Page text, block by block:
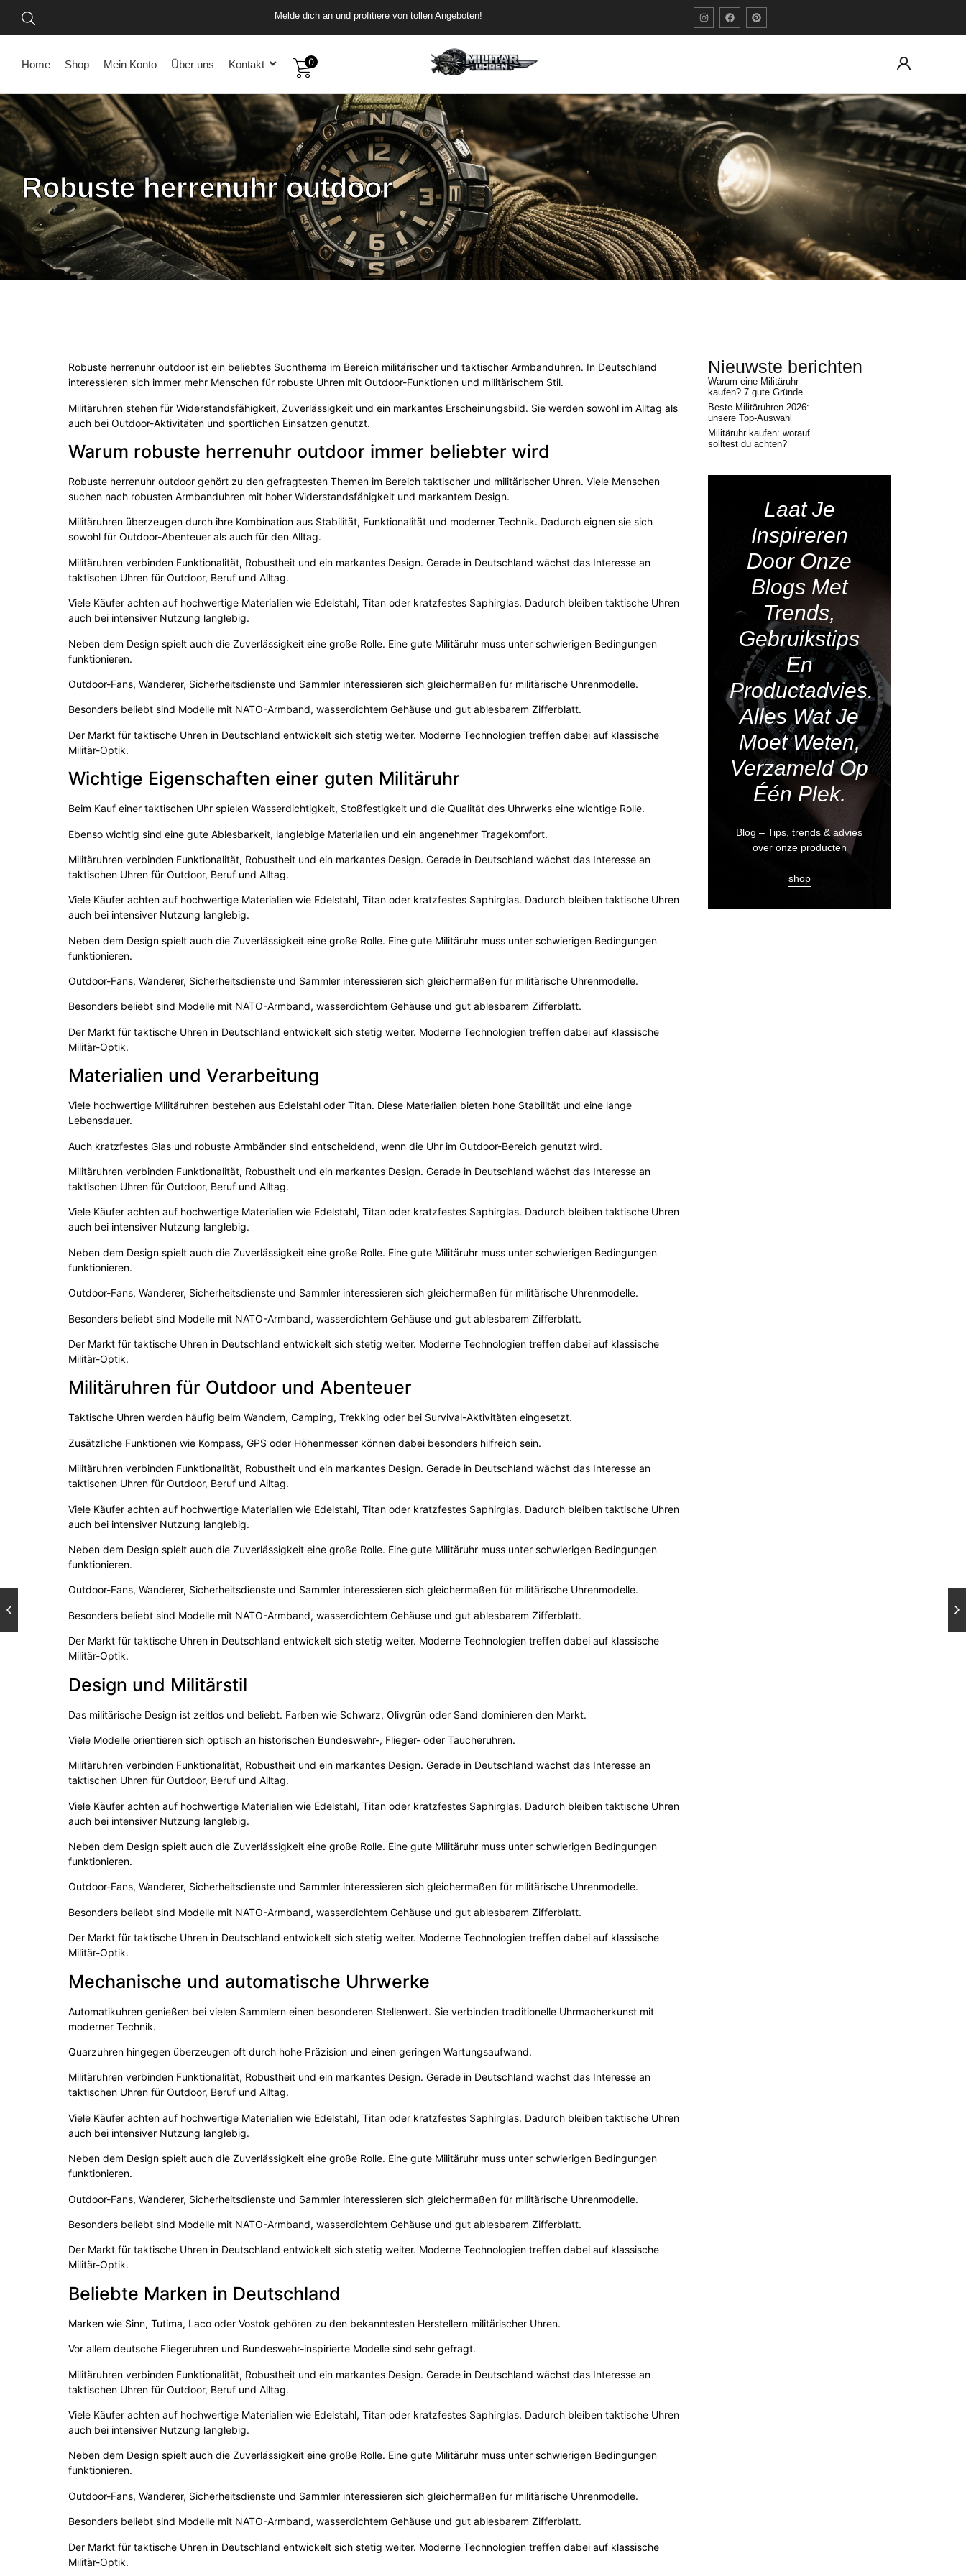
Vorübergehend versandkostenfrei
Home Shop Mein Konto Über uns Kontakt 0
Robuste herrenuhr outdoor
Robuste herrenuhr outdoor ist ein beliebtes Suchthema im Bereich militärischer und taktischer Armbanduhren. In Deutschland
interessieren sich immer mehr Menschen für robuste Uhren mit Outdoor-Funktionen und militärischem Stil.
Militäruhren stehen für Widerstandsfähigkeit, Zuverlässigkeit und ein markantes Erscheinungsbild. Sie werden sowohl im Alltag als
auch bei Outdoor-Aktivitäten und sportlichen Einsätzen genutzt.
Warum robuste herrenuhr outdoor immer beliebter wird
Robuste herrenuhr outdoor gehört zu den gefragtesten Themen im Bereich taktischer und militärischer Uhren. Viele Menschen
suchen nach robusten Armbanduhren mit hoher Widerstandsfähigkeit und markantem Design.
Militäruhren überzeugen durch ihre Kombination aus Stabilität, Funktionalität und moderner Technik. Dadurch eignen sie sich
sowohl für Outdoor-Abenteuer als auch für den Alltag.
Militäruhren verbinden Funktionalität, Robustheit und ein markantes Design. Gerade in Deutschland wächst das Interesse an
taktischen Uhren für Outdoor, Beruf und Alltag.
Viele Käufer achten auf hochwertige Materialien wie Edelstahl, Titan oder kratzfestes Saphirglas. Dadurch bleiben taktische Uhren
auch bei intensiver Nutzung langlebig.
Neben dem Design spielt auch die Zuverlässigkeit eine große Rolle. Eine gute Militäruhr muss unter schwierigen Bedingungen
funktionieren.
Outdoor-Fans, Wanderer, Sicherheitsdienste und Sammler interessieren sich gleichermaßen für militärische Uhrenmodelle.
Besonders beliebt sind Modelle mit NATO-Armband, wasserdichtem Gehäuse und gut ablesbarem Zifferblatt.
Der Markt für taktische Uhren in Deutschland entwickelt sich stetig weiter. Moderne Technologien treffen dabei auf klassische
Militär-Optik.
Wichtige Eigenschaften einer guten Militäruhr
Beim Kauf einer taktischen Uhr spielen Wasserdichtigkeit, Stoßfestigkeit und die Qualität des Uhrwerks eine wichtige Rolle.
Ebenso wichtig sind eine gute Ablesbarkeit, langlebige Materialien und ein angenehmer Tragekomfort.
Militäruhren verbinden Funktionalität, Robustheit und ein markantes Design. Gerade in Deutschland wächst das Interesse an
taktischen Uhren für Outdoor, Beruf und Alltag.
Viele Käufer achten auf hochwertige Materialien wie Edelstahl, Titan oder kratzfestes Saphirglas. Dadurch bleiben taktische Uhren
auch bei intensiver Nutzung langlebig.
Neben dem Design spielt auch die Zuverlässigkeit eine große Rolle. Eine gute Militäruhr muss unter schwierigen Bedingungen
funktionieren.
Outdoor-Fans, Wanderer, Sicherheitsdienste und Sammler interessieren sich gleichermaßen für militärische Uhrenmodelle.
Besonders beliebt sind Modelle mit NATO-Armband, wasserdichtem Gehäuse und gut ablesbarem Zifferblatt.
Der Markt für taktische Uhren in Deutschland entwickelt sich stetig weiter. Moderne Technologien treffen dabei auf klassische
Militär-Optik.
Materialien und Verarbeitung
Viele hochwertige Militäruhren bestehen aus Edelstahl oder Titan. Diese Materialien bieten hohe Stabilität und eine lange
Lebensdauer.
Auch kratzfestes Glas und robuste Armbänder sind entscheidend, wenn die Uhr im Outdoor-Bereich genutzt wird.
Militäruhren verbinden Funktionalität, Robustheit und ein markantes Design. Gerade in Deutschland wächst das Interesse an
taktischen Uhren für Outdoor, Beruf und Alltag.
Viele Käufer achten auf hochwertige Materialien wie Edelstahl, Titan oder kratzfestes Saphirglas. Dadurch bleiben taktische Uhren
auch bei intensiver Nutzung langlebig.
Neben dem Design spielt auch die Zuverlässigkeit eine große Rolle. Eine gute Militäruhr muss unter schwierigen Bedingungen
funktionieren.
Outdoor-Fans, Wanderer, Sicherheitsdienste und Sammler interessieren sich gleichermaßen für militärische Uhrenmodelle.
Besonders beliebt sind Modelle mit NATO-Armband, wasserdichtem Gehäuse und gut ablesbarem Zifferblatt.
Der Markt für taktische Uhren in Deutschland entwickelt sich stetig weiter. Moderne Technologien treffen dabei auf klassische
Militär-Optik.
Militäruhren für Outdoor und Abenteuer
Taktische Uhren werden häufig beim Wandern, Camping, Trekking oder bei Survival-Aktivitäten eingesetzt.
Zusätzliche Funktionen wie Kompass, GPS oder Höhenmesser können dabei besonders hilfreich sein.
Militäruhren verbinden Funktionalität, Robustheit und ein markantes Design. Gerade in Deutschland wächst das Interesse an
taktischen Uhren für Outdoor, Beruf und Alltag.
Viele Käufer achten auf hochwertige Materialien wie Edelstahl, Titan oder kratzfestes Saphirglas. Dadurch bleiben taktische Uhren
auch bei intensiver Nutzung langlebig.
Neben dem Design spielt auch die Zuverlässigkeit eine große Rolle. Eine gute Militäruhr muss unter schwierigen Bedingungen
funktionieren.
Outdoor-Fans, Wanderer, Sicherheitsdienste und Sammler interessieren sich gleichermaßen für militärische Uhrenmodelle.
Besonders beliebt sind Modelle mit NATO-Armband, wasserdichtem Gehäuse und gut ablesbarem Zifferblatt.
Der Markt für taktische Uhren in Deutschland entwickelt sich stetig weiter. Moderne Technologien treffen dabei auf klassische
Militär-Optik.
Design und Militärstil
Das militärische Design ist zeitlos und beliebt. Farben wie Schwarz, Olivgrün oder Sand dominieren den Markt.
Viele Modelle orientieren sich optisch an historischen Bundeswehr-, Flieger- oder Taucheruhren.
Militäruhren verbinden Funktionalität, Robustheit und ein markantes Design. Gerade in Deutschland wächst das Interesse an
taktischen Uhren für Outdoor, Beruf und Alltag.
Viele Käufer achten auf hochwertige Materialien wie Edelstahl, Titan oder kratzfestes Saphirglas. Dadurch bleiben taktische Uhren
auch bei intensiver Nutzung langlebig.
Neben dem Design spielt auch die Zuverlässigkeit eine große Rolle. Eine gute Militäruhr muss unter schwierigen Bedingungen
funktionieren.
Outdoor-Fans, Wanderer, Sicherheitsdienste und Sammler interessieren sich gleichermaßen für militärische Uhrenmodelle.
Besonders beliebt sind Modelle mit NATO-Armband, wasserdichtem Gehäuse und gut ablesbarem Zifferblatt.
Der Markt für taktische Uhren in Deutschland entwickelt sich stetig weiter. Moderne Technologien treffen dabei auf klassische
Militär-Optik.
Mechanische und automatische Uhrwerke
Automatikuhren genießen bei vielen Sammlern einen besonderen Stellenwert. Sie verbinden traditionelle Uhrmacherkunst mit
moderner Technik.
Quarzuhren hingegen überzeugen oft durch hohe Präzision und einen geringen Wartungsaufwand.
Militäruhren verbinden Funktionalität, Robustheit und ein markantes Design. Gerade in Deutschland wächst das Interesse an
taktischen Uhren für Outdoor, Beruf und Alltag.
Viele Käufer achten auf hochwertige Materialien wie Edelstahl, Titan oder kratzfestes Saphirglas. Dadurch bleiben taktische Uhren
auch bei intensiver Nutzung langlebig.
Neben dem Design spielt auch die Zuverlässigkeit eine große Rolle. Eine gute Militäruhr muss unter schwierigen Bedingungen
funktionieren.
Outdoor-Fans, Wanderer, Sicherheitsdienste und Sammler interessieren sich gleichermaßen für militärische Uhrenmodelle.
Besonders beliebt sind Modelle mit NATO-Armband, wasserdichtem Gehäuse und gut ablesbarem Zifferblatt.
Der Markt für taktische Uhren in Deutschland entwickelt sich stetig weiter. Moderne Technologien treffen dabei auf klassische
Militär-Optik.
Beliebte Marken in Deutschland
Marken wie Sinn, Tutima, Laco oder Vostok gehören zu den bekanntesten Herstellern militärischer Uhren.
Vor allem deutsche Fliegeruhren und Bundeswehr-inspirierte Modelle sind sehr gefragt.
Militäruhren verbinden Funktionalität, Robustheit und ein markantes Design. Gerade in Deutschland wächst das Interesse an
taktischen Uhren für Outdoor, Beruf und Alltag.
Viele Käufer achten auf hochwertige Materialien wie Edelstahl, Titan oder kratzfestes Saphirglas. Dadurch bleiben taktische Uhren
auch bei intensiver Nutzung langlebig.
Neben dem Design spielt auch die Zuverlässigkeit eine große Rolle. Eine gute Militäruhr muss unter schwierigen Bedingungen
funktionieren.
Outdoor-Fans, Wanderer, Sicherheitsdienste und Sammler interessieren sich gleichermaßen für militärische Uhrenmodelle.
Besonders beliebt sind Modelle mit NATO-Armband, wasserdichtem Gehäuse und gut ablesbarem Zifferblatt.
Der Markt für taktische Uhren in Deutschland entwickelt sich stetig weiter. Moderne Technologien treffen dabei auf klassische
Militär-Optik.
Nieuwste berichten
Warum eine Militäruhr
kaufen? 7 gute Gründe
Beste Militäruhren 2026:
unsere Top-Auswahl
Militäruhr kaufen: worauf
solltest du achten?
Laat Je
Inspireren
Door Onze
Blogs Met
Trends,
Gebruikstips
En
Productadvies.
Alles Wat Je
Moet Weten,
Verzameld Op
Één Plek.
Blog – Tips, trends & advies
over onze producten
shop